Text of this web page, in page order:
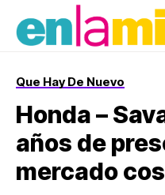
Que Hay De Nuevo
Honda –
años de
mercado